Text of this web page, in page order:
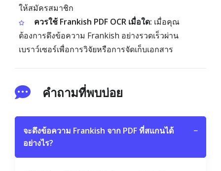
ให้สมัครสมาชิก
ควรใช้ Frankish PDF OCR เมื่อใด: เมื่อคุณ
ต้องการดึงข้อความ Frankish อย่างรวดเร็วผ่าน
เบราว์เซอร์เพื่อการวิจัยหรือการจัดเก็บเอกสาร
คำถามที่พบบ่อย
จะดึงข้อความ Frankish จาก PDF ที่สแกนได้
อย่างไร?
−